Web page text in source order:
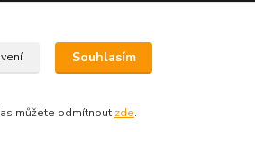
Souhlasím
můžete odmítnout zde.